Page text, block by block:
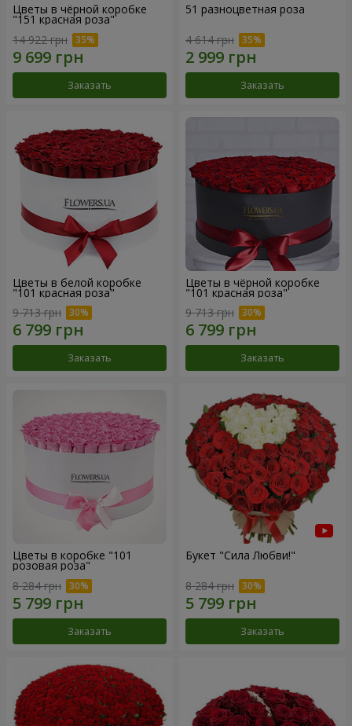
Цветы в чёрной коробке
"151 красная роза"
14 922 грн
Заказать
51 разноцветная роза
4 614 грн
Заказать
Цветы в белой коробке
"101 красная роза"
9 713 грн
Заказать
Цветы в чёрной коробке
"101 красная роза"
9 713 грн
Заказать
Цветы в коробке "101
розовая роза"
8 284 грн
Заказать
Букет "Сила Любви!"
8 284 грн
Заказать